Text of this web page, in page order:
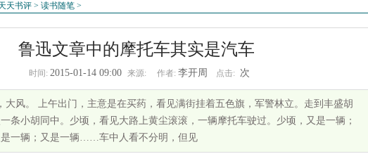
天书评 > 读书随笔 >
鲁迅文章中的摩托车其实是汽车
时间: 2015-01-14 09:00 来源: 作者: 李开周 点击: 次
大风。 上午出门，主意是在买药，看见满街挂着五色旗，军警林立。走到丰盛胡
条小胡同中。少顷，看见大路上黄尘滚滚，一辆摩托车驶过。少顷，又是一辆；
是一辆；又是一辆……车中人看不分明，但见